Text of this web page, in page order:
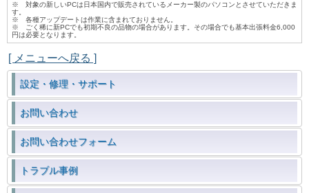
※ 対象の新しいPCは日本国内で販売されているメーカー製のパソコンとさせていただきま
す。
※ 各種アップデートは作業に含まれておりません。
※ ごく稀に新PCでも初期不良の品物の場合があります。その場合でも基本出張料金6,000
円は必要となります。
[ メニューへ戻る ]
設定・修理・サポート
お問い合わせ
お問い合わせフォーム
トラブル事例